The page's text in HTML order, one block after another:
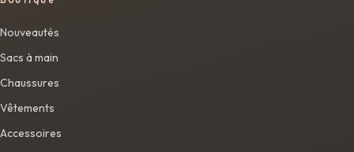
Nouveautés
Sacs à main
Chaussures
Vêtements
Accessoires